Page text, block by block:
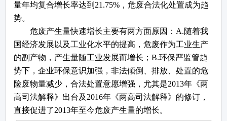
量年均复合增长率达到21.75%，危废合法化处置成为趋
势。
危废产生量快速增长主要有两方面原因： A.随着我
国经济发展以及工业化水平的提高，危废作为工业生产
的副产物，产生量随工业发展而增长；B.环保严监管趋
势下，企业环保意识加强，非法倾倒、排放、处置的危
险废物量减少，合法处置意愿增强，尤其是2013年《两
高司法解释》出台及2016年《两高司法解释》的修订，
直接促进了2013年至今危废产生量的增长。